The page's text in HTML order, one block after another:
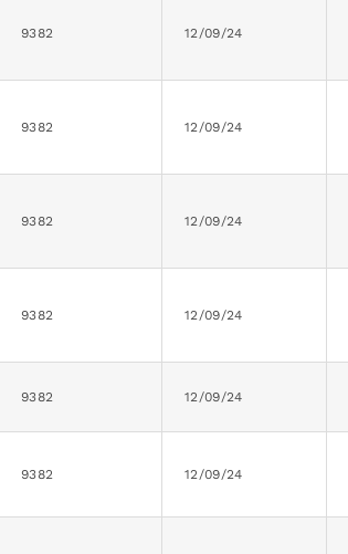
9382 12/09/24
9382 12/09/24
9382 12/09/24
9382 12/09/24
9382 12/09/24
9382 12/09/24